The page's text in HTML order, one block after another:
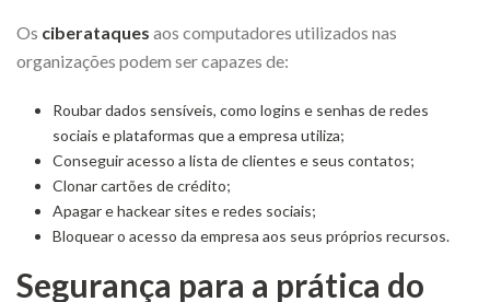
Os ciberataques aos computadores utilizados nas
organizações podem ser capazes de:
Roubar dados sensíveis, como logins e senhas de redes
sociais e plataformas que a empresa utiliza;
Conseguir acesso a lista de clientes e seus contatos;
Clonar cartões de crédito;
Apagar e hackear sites e redes sociais;
Bloquear o acesso da empresa aos seus próprios recursos.
Segurança para a prática do